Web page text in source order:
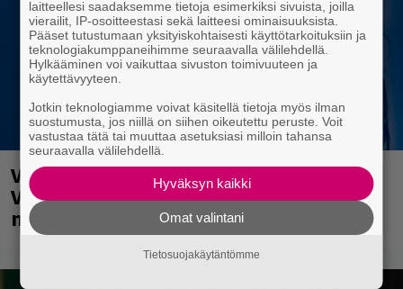
Valtava Yle 100 vuotta -tapahtuma
Veikkaus Arenalla syyskuussa – muista
myös metalliklassikot-konsertti
laitteellesi saadaksemme tietoja esimerkiksi sivuista, joilla
vierailit, IP-osoitteestasi sekä laitteesi ominaisuuksista.
Pääset tutustumaan yksityiskohtaisesti käyttötarkoituksiin ja
teknologiakumppaneihimme seuraavalla välilehdellä.
Hylkääminen voi vaikuttaa sivuston toimivuuteen ja
käytettävyyteen.
Jotkin teknologiamme voivat käsitellä tietoja myös ilman
suostumusta, jos niillä on siihen oikeutettu peruste. Voit
vastustaa tätä tai muuttaa asetuksiasi milloin tahansa
seuraavalla välilehdellä.
Hyväksyn kaikki
Omat valintani
Tietosuojakäytäntömme